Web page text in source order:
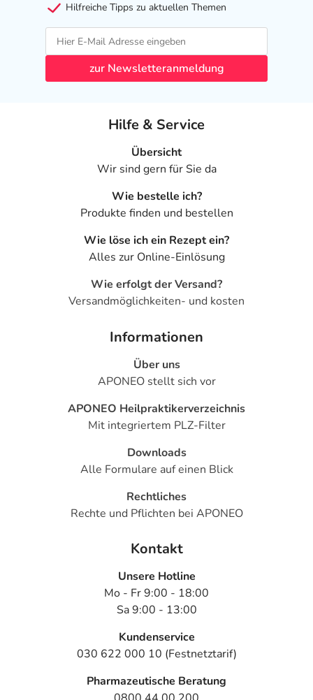
Hilfreiche Tipps zu aktuellen Themen
zur Newsletteranmeldung
Hilfe & Service
Übersicht
Wir sind gern für Sie da
Wie bestelle ich?
Produkte finden und bestellen
Wie löse ich ein Rezept ein?
Alles zur Online-Einlösung
Wie erfolgt der Versand?
Versandmöglichkeiten- und kosten
Informationen
Über uns
APONEO stellt sich vor
APONEO Heilpraktikerverzeichnis
Mit integriertem PLZ-Filter
Downloads
Alle Formulare auf einen Blick
Rechtliches
Rechte und Pflichten bei APONEO
Kontakt
Unsere Hotline
Mo - Fr 9:00 - 18:00
Sa 9:00 - 13:00
Kundenservice
030 622 000 10 (Festnetztarif)
Pharmazeutische Beratung